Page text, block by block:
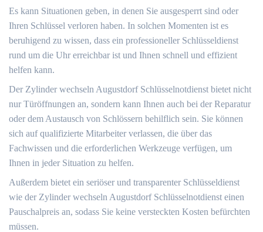
Es kann Situationen geben, in denen Sie ausgesperrt sind oder
Ihren Schlüssel verloren haben. In solchen Momenten ist es
beruhigend zu wissen, dass ein professioneller Schlüsseldienst
rund um die Uhr erreichbar ist und Ihnen schnell und effizient
helfen kann.​
Der Zylinder wechseln Augustdorf Schlüsselnotdienst bietet nicht
nur Türöffnungen an, sondern kann Ihnen auch bei der Reparatur
oder dem Austausch von Schlössern behilflich sein. Sie können
sich auf qualifizierte Mitarbeiter verlassen, die über das
Fachwissen und die erforderlichen Werkzeuge verfügen, um
Ihnen in jeder Situation zu helfen.​
Außerdem bietet ein seriöser und transparenter Schlüsseldienst
wie der Zylinder wechseln Augustdorf Schlüsselnotdienst einen
Pauschalpreis an, sodass Sie keine versteckten Kosten befürchten
müssen.